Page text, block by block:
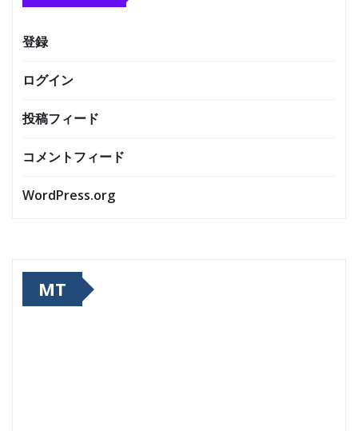
登録
ログイン
投稿フィード
コメントフィード
WordPress.org
MT